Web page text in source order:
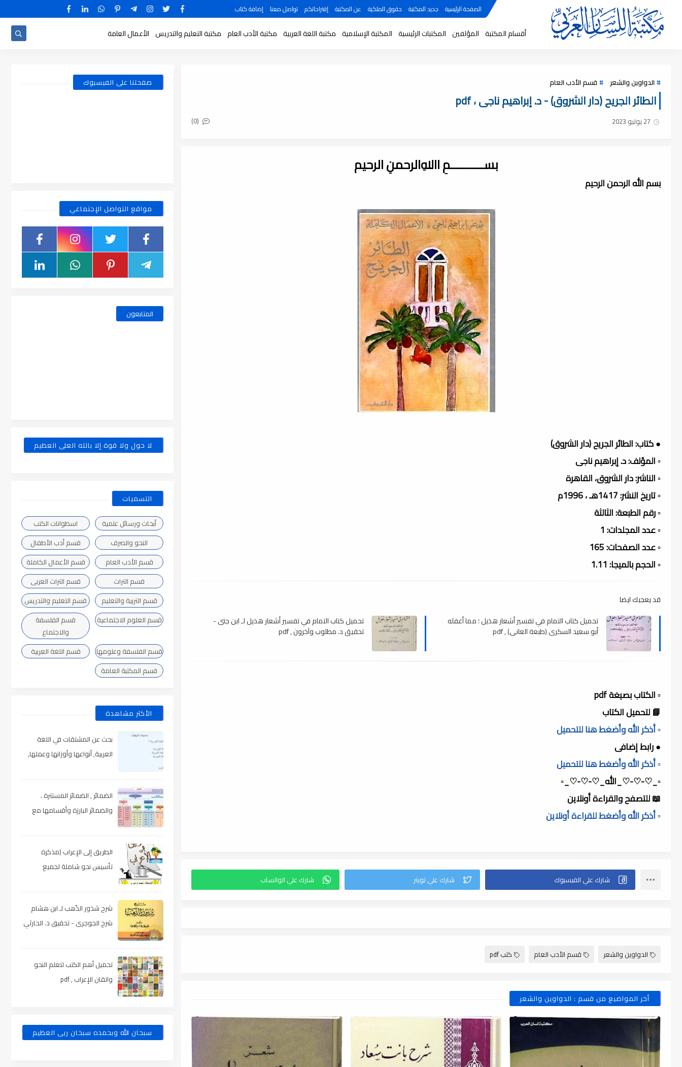
الصفحة الرئيسية جديد المكتبة حقوق الملكية عن المكتبة إقتراحاتكم تواصل معنا إضافة كتاب
أقسام المكتبة المؤلفين المكتبات الرئيسية المكتبة الإسلامية مكتبة اللغة العربية مكتبة الأدب العام مكتبة التعليم والتدريس الأعمال العامة
الدواوين والشعر قسم الأدب العام
الطائر الجريح (دار الشروق) - د. إبراهيم ناجى ، pdf
27 يوليو 2023 (0)
بســـــــــــمِ اﷲِالرحمنِ الرحيم
بسم الله الرحمن الرحيم
● كتاب: الطائر الجريح (دار الشروق)
▫️ المؤلف: د. إبراهيم ناجى
▫️ الناشر: دار الشروق، القاهرة
▫️ تاريخ النشر: 1417هـ ، 1996م
▫️ رقم الطبعة: الثالثة
▫️ عدد المجلدات: 1
▫️ عدد الصفحات: 165
▫️ الحجم بالميجا: 1.11
قد يعجبك ايضا
تحميل كتاب التمام في تفسير أشعار هذيل ؛ مما أغفله
أبو سعيد السكرى (طبعة العانى) , pdf
تحميل كتاب التمام في تفسير أشعار هذيل لـ ابن جنى -
تحقيق د. مطلوب وآخرون , pdf
▫️ الكتاب بصيغة pdf
📘 لتحميل الكتاب
▫️ أذكر الله وأضغط هنا للتحميل
● رابط إضافى
▫️ أذكر الله وأضغط هنا للتحميل
▫️_♡-♡-♡_الله_♡-♡-♡_▫️
📖 للتصفح والقراءة أونلاين
▫️ أذكر الله وأضغط للقراءة أونلاين
الدواوين والشعر قسم الأدب العام كتب pdf
أخر المواضيع من قسم : الدواوين والشعر
صفحتنا على الفيسبوك
مواقع التواصل الإجتماعي
المتابعون
لا حول ولا قوة إلا بالله العلى العظيم
التسميات
أبحاث ورسائل علمية
اسطوانات الكتب
النحو والصرف
قسم أدب الأطفال
قسم الأدب العام
قسم الأعمال الكاملة
قسم التراث
قسم التراث العربى
قسم التربية والتعليم
قسم التعليم والتدريس
قسم العلوم الاجتماعية
قسم الفلسفة
والاجتماع
قسم الفلسفة وعلومها
قسم اللغة العربية
قسم المكتبة العامة
الأكثر مشاهدة
بحث عن المشتقات في اللغة
العربية, أنواعها وأوزانها وعملها,
الضمائر , الضمائر المستترة ،
والضمائر البارزة وأقسامها مع
الطريق إلى الإعراب (مذكرة
تأسيس نحو شاملة لجميع
شرح شذور الذّهب لـ ابن هشام
شرح الجوجرى - تحقيق د. الحارثي
تحميل أهم الكتب لتعلم النحو
واتقان الإعراب , pdf
سبحان الله وبحمده سبحان ربى العظيم